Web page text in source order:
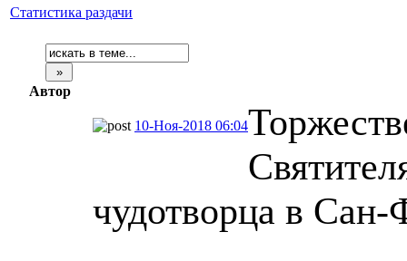
Статистика раздачи
Автор
10-Ноя-2018 06:04
чудотворца в